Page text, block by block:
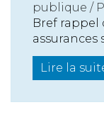
publique /
Bref rappel
assurances
Lire la